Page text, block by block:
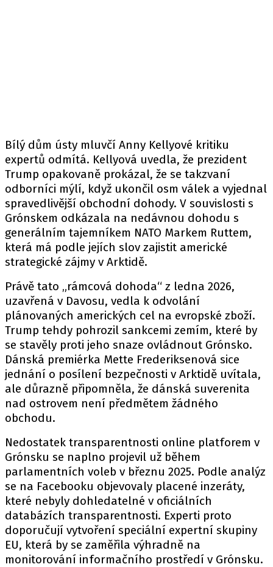
Bílý dům ústy mluvčí Anny Kellyové kritiku
expertů odmítá. Kellyová uvedla, že prezident
Trump opakovaně prokázal, že se takzvaní
odborníci mýlí, když ukončil osm válek a vyjednal
spravedlivější obchodní dohody. V souvislosti s
Grónskem odkázala na nedávnou dohodu s
generálním tajemníkem NATO Markem Ruttem,
která má podle jejích slov zajistit americké
strategické zájmy v Arktidě.
Právě tato „rámcová dohoda“ z ledna 2026,
uzavřená v Davosu, vedla k odvolání
plánovaných amerických cel na evropské zboží.
Trump tehdy pohrozil sankcemi zemím, které by
se stavěly proti jeho snaze ovládnout Grónsko.
Dánská premiérka Mette Frederiksenová sice
jednání o posílení bezpečnosti v Arktidě uvítala,
ale důrazně připomněla, že dánská suverenita
nad ostrovem není předmětem žádného
obchodu.
Nedostatek transparentnosti online platforem v
Grónsku se naplno projevil už během
parlamentních voleb v březnu 2025. Podle analýz
se na Facebooku objevovaly placené inzeráty,
které nebyly dohledatelné v oficiálních
databázích transparentnosti. Experti proto
doporučují vytvoření speciální expertní skupiny
EU, která by se zaměřila výhradně na
monitorování informačního prostředí v Grónsku.